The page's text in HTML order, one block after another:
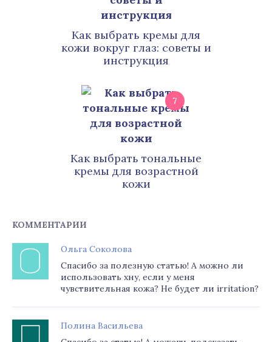
Как выбрать кремы для
кожи вокруг глаз: советы и
инструкция
7
Как выбрать тональные
кремы для возрастной
кожи
КОММЕНТАРИИ
Ольга Соколова
Спасибо за полезную статью! А можно ли
использовать хну, если у меня
чувствительная кожа? Не будет ли irritation?
Полина Васильева